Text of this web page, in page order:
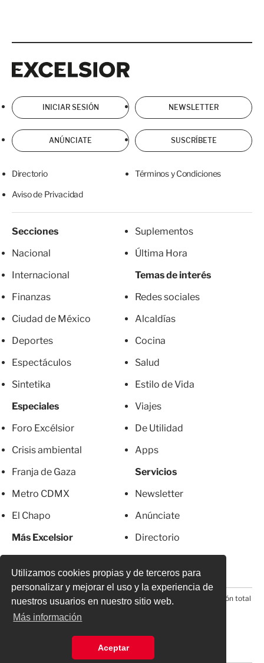
Utilizamos cookies propias y de terceros para
personalizar y mejorar el uso y la experiencia de
nuestros usuarios en nuestro sitio web.
Más información
Aceptar
INICIAR SESIÓN NEWSLETTER
ANÚNCIATE SUSCRÍBETE
Directorio Términos y Condiciones
Aviso de Privacidad
Secciones
Nacional
Internacional
Finanzas
Ciudad de México
Deportes
Espectáculos
Sintetika
Especiales
Foro Excélsior
Crisis ambiental
Franja de Gaza
Metro CDMX
El Chapo
Más Excelsior
Suplementos
Última Hora
Temas de interés
Redes sociales
Alcaldías
Cocina
Salud
Estilo de Vida
Viajes
De Utilidad
Apps
Servicios
Newsletter
Anúnciate
Directorio
© 2026 Todos los derechos reservados. Prohibida la reproducción total
o parcial, incluyendo cualquier medio electrónico*